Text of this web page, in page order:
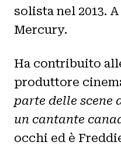
solista nel 2013.
Mercury.
Ha contribuito
produttore
parte delle scene
un cantante
occhi ed è